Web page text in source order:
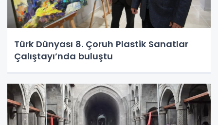
Türk Dünyası 8. Çoruh Plastik Sanatlar
Çalıştayı’nda buluştu